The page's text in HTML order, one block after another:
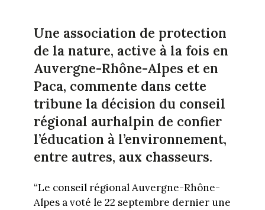
Une association de protection
de la nature, active à la fois en
Auvergne-Rhône-Alpes et en
Paca, commente dans cette
tribune la décision du conseil
régional aurhalpin de confier
l’éducation à l’environnement,
entre autres, aux chasseurs.
“Le conseil régional Auvergne-Rhône-
Alpes a voté le 22 septembre dernier une